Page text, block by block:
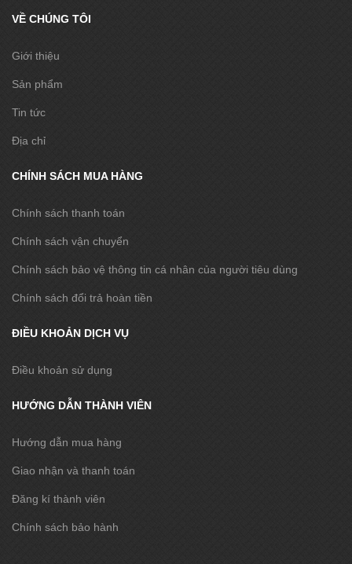
VỀ CHÚNG TÔI
Giới thiệu
Sản phẩm
Tin tức
Địa chỉ
CHÍNH SÁCH MUA HÀNG
Chính sách thanh toán
Chính sách vận chuyển
Chính sách bảo vệ thông tin cá nhân của người tiêu dùng
Chính sách đổi trả hoàn tiền
ĐIỀU KHOẢN DỊCH VỤ
Điều khoản sử dụng
HƯỚNG DẪN THÀNH VIÊN
Hướng dẫn mua hàng
Giao nhận và thanh toán
Đăng kí thành viên
Chính sách bảo hành